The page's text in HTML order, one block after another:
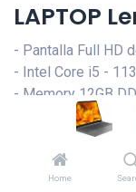
Home
LAPTOP
- Pantalla Full HD
- Intel Core i5 -
- Memory 12GB
- SSD 512GB
- Sistema
Este producto